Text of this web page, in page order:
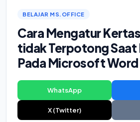
BELAJAR MS.OFFICE
Cara Mengatur
tidak Terpotong Saat
Pada Microsoft Word
WhatsApp
X (Twitter)